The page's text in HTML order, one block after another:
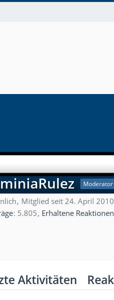
Moderator
Mitglied seit 24. April 2010
5.805 Erhaltene Reaktionen
Aktivitäten